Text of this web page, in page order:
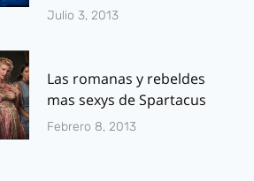
Julio 3, 2013
Las romanas y rebeldes
mas sexys de Spartacus
Febrero 8, 2013